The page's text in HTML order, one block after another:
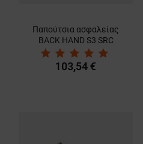
Παπούτσια ασφαλείας
BACK HAND S3 SRC
103,54 €